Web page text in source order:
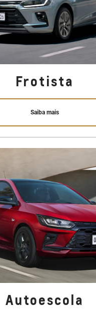
Frotista
Saiba mais
Autoescola